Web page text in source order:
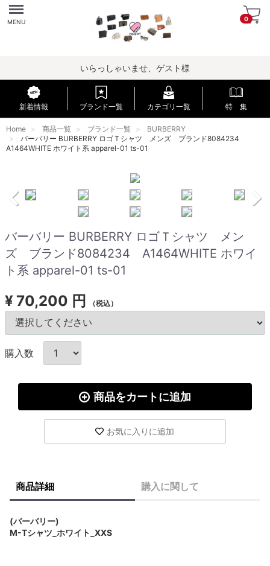
Menu
MENU 0
いらっしゃいませ、ゲスト様
新着情報 ブランド一覧 カテゴリ一覧 特 集
Home 商品一覧 ブランド一覧
BURBERRY
バーバリー BURBERRY ロゴＴシャツ メンズ ブランド8084234
A1464WHITE ホワイト系 apparel-01 ts-01
バーバリー BURBERRY ロゴＴシャツ メン
ズ ブランド8084234 A1464WHITE ホワイ
ト系 apparel-01 ts-01
¥ 70,200 円 （税込）
購入数
商品をカートに追加
お気に入りに追加
商品詳細 購入に関して
(バーバリー)
M-Tシャツ_ホワイト_XXS